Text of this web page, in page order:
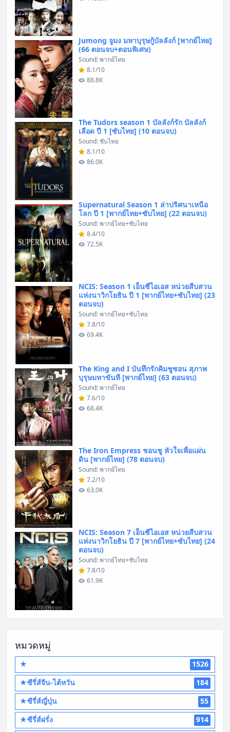
Jumong จูมง มหาบุรุษกู้บัลลังก์ [พากย์ไทย]
(66 ตอนจบ+ตอนพิเศษ)
Sound: พากย์ไทย
8.1/10
88.8K
The Tudors season 1 บัลลังก์รัก บัลลังก์
เลือด ปี 1 [ซับไทย] (10 ตอนจบ)
Sound: ซับไทย
8.1/10
86.0K
Supernatural Season 1 ล่าปริศนาเหนือ
โลก ปี 1 [พากย์ไทย+ซับไทย] (22 ตอนจบ)
Sound: พากย์ไทย+ซับไทย
8.4/10
72.5K
NCIS: Season 1 เอ็นซีไอเอส หน่วยสืบสวน
แห่งนาวิกโยธิน ปี 1 [พากย์ไทย+ซับไทย] (23
ตอนจบ)
Sound: พากย์ไทย+ซับไทย
7.8/10
69.4K
The King and I บันทึกรักคิมชูซอน สุภาพ
บุรุษมหาขันที [พากย์ไทย] (63 ตอนจบ)
Sound: พากย์ไทย
7.6/10
68.4K
The Iron Empress ชอนชู หัวใจเพื่อแผ่น
ดิน [พากย์ไทย] (78 ตอนจบ)
Sound: พากย์ไทย
7.2/10
63.0K
NCIS: Season 7 เอ็นซีไอเอส หน่วยสืบสวน
แห่งนาวิกโยธิน ปี 7 [พากย์ไทย+ซับไทย] (24
ตอนจบ)
Sound: พากย์ไทย+ซับไทย
7.8/10
61.9K
หมวดหมู่
★
1526
★ซีรี่ส์จีน-ไต้หวัน
184
★ซีรี่ส์ญี่ปุ่น
55
★ซีรี่ส์ฝรั่ง
914